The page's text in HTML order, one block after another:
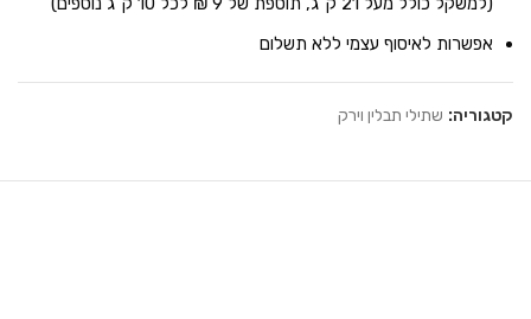
אפשרות לאיסוף עצמי ללא תשלום
קטגוריה: שתילי תבלין וירק